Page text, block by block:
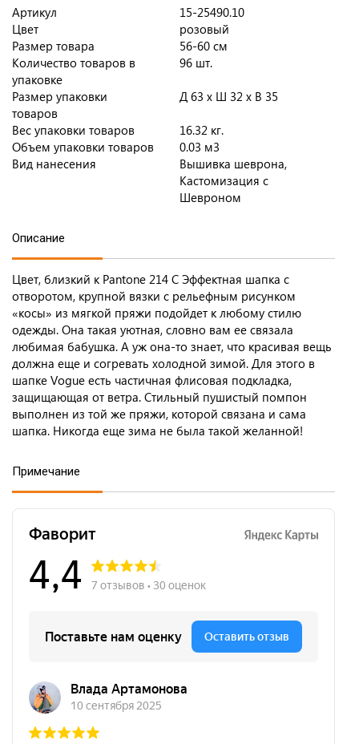
Артикул
15-25490.10
Цвет
розовый
Размер товара
56-60 см
Количество товаров в
упаковке
96 шт.
Размер упаковки
товаров
Д 63 x Ш 32 x В 35
Вес упаковки товаров
16.32 кг.
Объем упаковки товаров
0.03 м3
Вид нанесения
Вышивка шеврона,
Кастомизация с
Шевроном
Описание
Цвет, близкий к Pantone 214 C Эффектная шапка с
отворотом, крупной вязки с рельефным рисунком
«косы» из мягкой пряжи подойдет к любому стилю
одежды. Она такая уютная, словно вам ее связала
любимая бабушка. А уж она-то знает, что красивая вещь
должна еще и согревать холодной зимой. Для этого в
шапке Vogue есть частичная флисовая подкладка,
защищающая от ветра. Стильный пушистый помпон
выполнен из той же пряжи, которой связана и сама
шапка. Никогда еще зима не была такой желанной!
Примечание